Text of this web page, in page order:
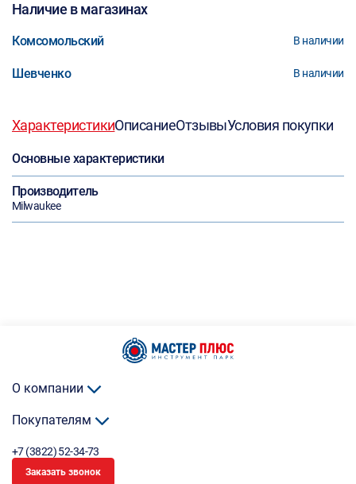
Наличие в магазинах
Комсомольский В наличии
Шевченко В наличии
ХарактеристикиОписаниеОтзывыУсловия покупки
Основные характеристики
Производитель
Milwaukee
О компании
Покупателям
+7 (3822) 52-34-73
Заказать звонок